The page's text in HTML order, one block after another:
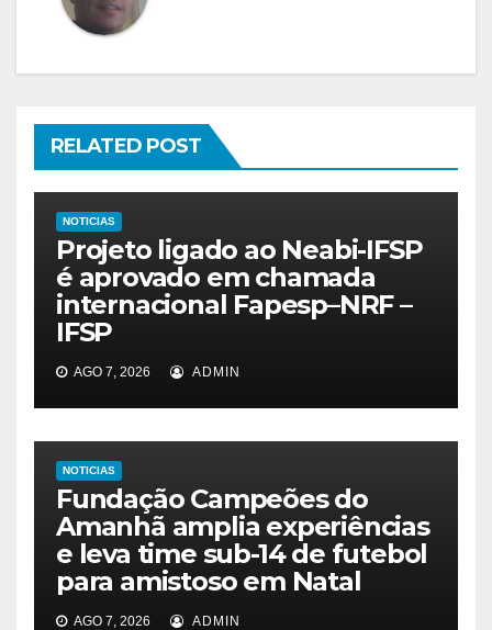
RELATED POST
NOTICIAS
Projeto ligado ao Neabi-IFSP
é aprovado em chamada
internacional Fapesp–NRF –
IFSP
AGO 7, 2026 ADMIN
NOTICIAS
Fundação Campeões do
Amanhã amplia experiências
e leva time sub-14 de futebol
para amistoso em Natal
AGO 7, 2026 ADMIN